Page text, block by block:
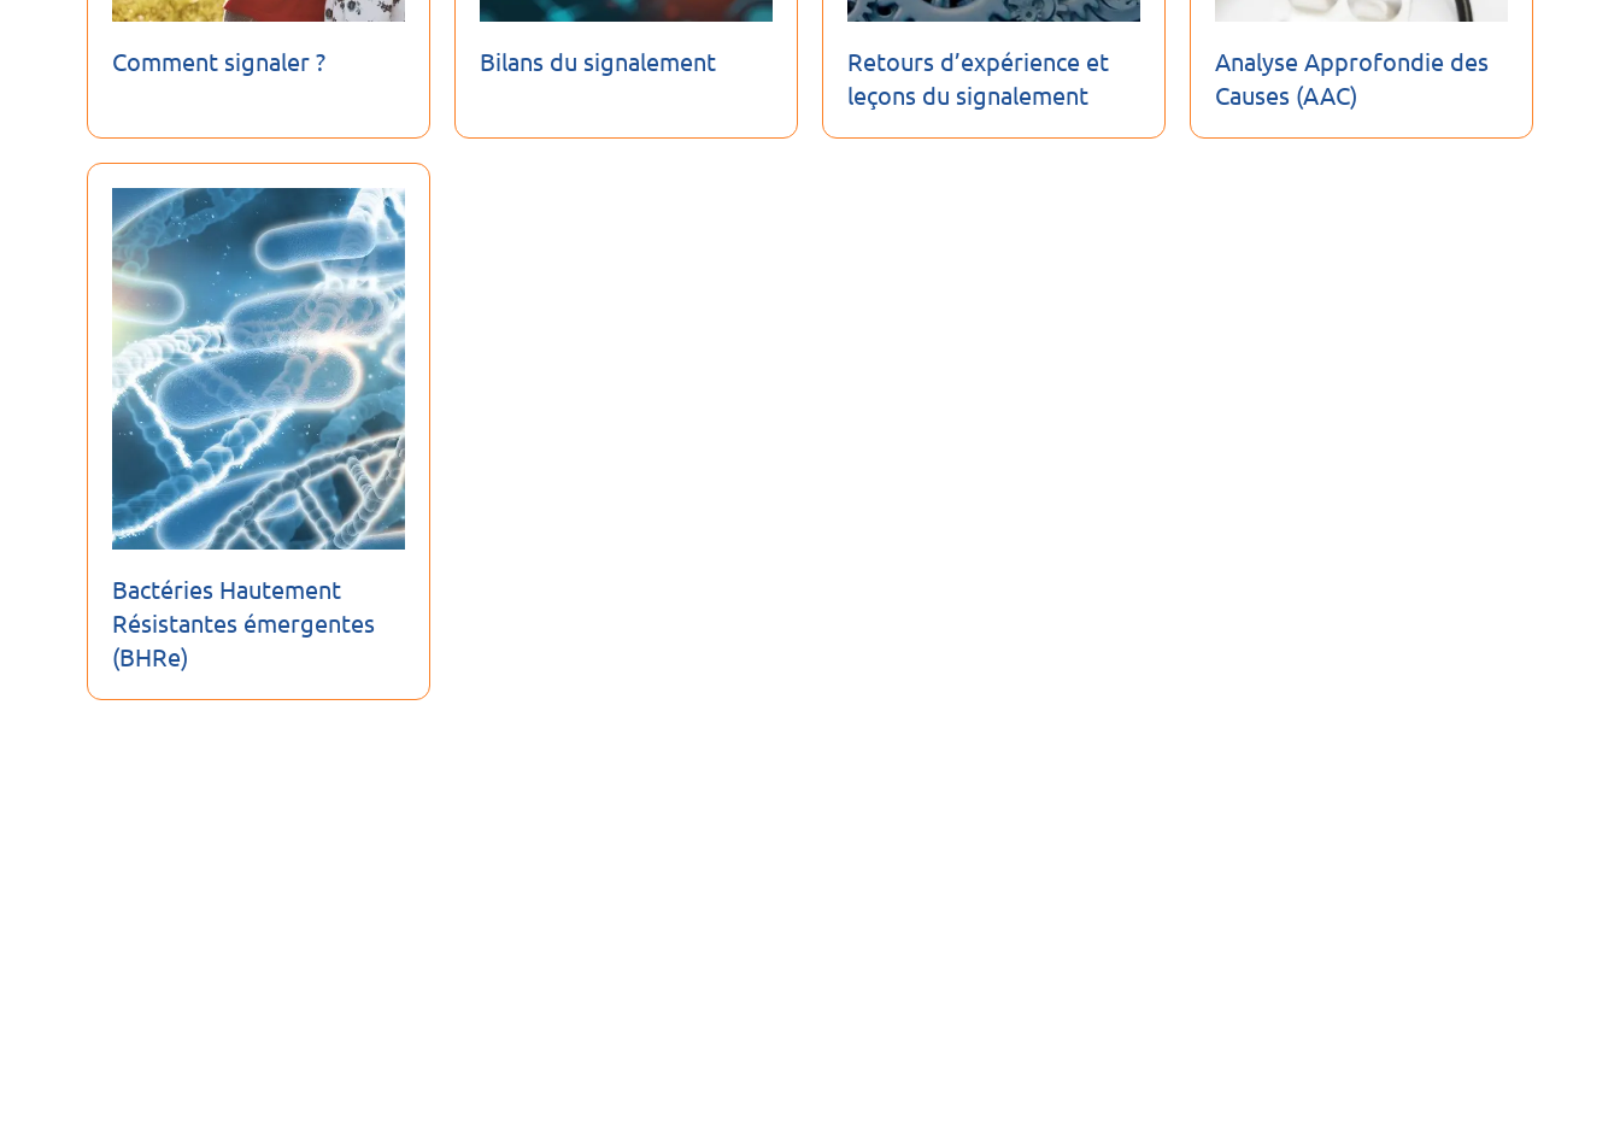
Comment signaler ? Bilans du signalement
Retours d’expérience et
leçons du signalement
Analyse Approfondie des
Causes (AAC)
Bactéries Hautement
Résistantes émergentes
(BHRe)